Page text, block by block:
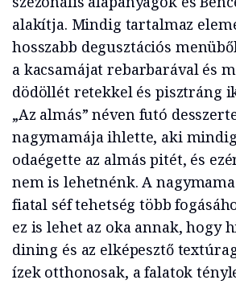
alakítja. Mindig tartalmaz
hosszabb degusztációs
a kacsamájat rebarbarával és
dödöllét retekkel és pisztráng
„Az almás” néven futó
nagymamája ihlette, aki
odaégette az almás pitét, és
nem is lehetnénk. A
fiatal séf tehetség több
ez is lehet az oka annak, hogy
dining és az elképesztő
ízek otthonosak, a falatok